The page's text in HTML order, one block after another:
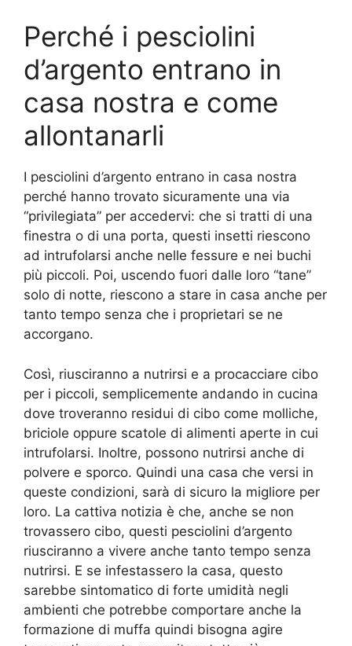
Perché i pesciolini
d’argento entrano in
casa nostra e come
allontanarli
I pesciolini d’argento entrano in casa nostra
perché hanno trovato sicuramente una via
“privilegiata” per accedervi: che si tratti di una
finestra o di una porta, questi insetti riescono
ad intrufolarsi anche nelle fessure e nei buchi
più piccoli. Poi, uscendo fuori dalle loro “tane”
solo di notte, riescono a stare in casa anche per
tanto tempo senza che i proprietari se ne
accorgano.
Così, riusciranno a nutrirsi e a procacciare cibo
per i piccoli, semplicemente andando in cucina
dove troveranno residui di cibo come molliche,
briciole oppure scatole di alimenti aperte in cui
intrufolarsi. Inoltre, possono nutrirsi anche di
polvere e sporco. Quindi una casa che versi in
queste condizioni, sarà di sicuro la migliore per
loro. La cattiva notizia è che, anche se non
trovassero cibo, questi pesciolini d’argento
riusciranno a vivere anche tanto tempo senza
nutrirsi. E se infestassero la casa, questo
sarebbe sintomatico di forte umidità negli
ambienti che potrebbe comportare anche la
formazione di muffa quindi bisogna agire